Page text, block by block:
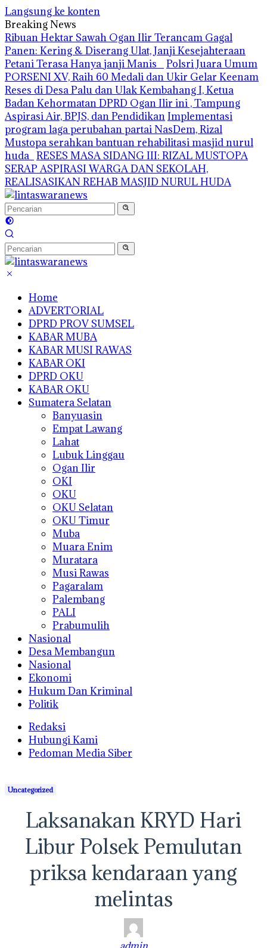
Langsung ke konten
Breaking News
Ribuan Hektar Sawah Ogan Ilir Terancam Gagal
Panen: Kering & Diserang Ulat, Janji Kesejahteraan
Petani Terasa Hanya janji Manis
Polsri Juara Umum
PORSENI XV, Raih 60 Medali dan Ukir Gelar Keenam
Reses di Desa Palu dan Ulak Kembahang I, Ketua
Badan Kehormatan DPRD Ogan Ilir ini , Tampung
Aspirasi Air, BPJS, dan PendidikanImplementasi
program laga perubahan partai NasDem, Rizal
Mustopa serahkan bantuan rehabilitasi masjid nurul
huda RESES MASA SIDANG III: RIZAL MUSTOPA
SERAP ASPIRASI WARGA DAN SEKOLAH,
REALISASIKAN REHAB MASJID NURUL HUDA
Home
ADVERTORIAL
DPRD PROV SUMSEL
KABAR MUBA
KABAR MUSI RAWAS
KABAR OKI
DPRD OKU
KABAR OKU
Sumatera Selatan
Banyuasin
Empat Lawang
Lahat
Lubuk Linggau
Ogan Ilir
OKI
OKU
OKU Selatan
OKU Timur
Muba
Muara Enim
Muratara
Musi Rawas
Pagaralam
Palembang
PALI
Prabumulih
Nasional
Desa Membangun
Nasional
Ekonomi
Hukum Dan Kriminal
Politik
Redaksi
Hubungi Kami
Pedoman Media Siber
Uncategorized
Laksanakan KRYD Hari
Libur Polsek Pemulutan
priksa kendaraan yang
melintas
admin